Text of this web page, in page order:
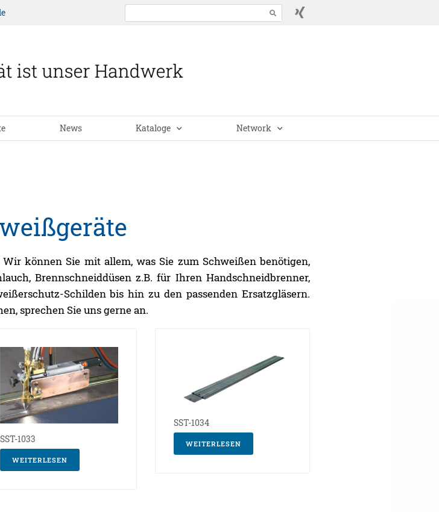
News Kataloge Network
können Sie mit allem, was Sie zum Schweißen benötigen,
Brennschneiddüsen z.B. für Ihren Handschneidbrenner,
Schilden bis hin zu den passenden Ersatzgläsern.
sprechen Sie uns gerne an.
SST-1033
WEITERLESEN
SST-1034
WEITERLESEN